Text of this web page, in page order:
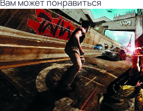
Вам может понравиться